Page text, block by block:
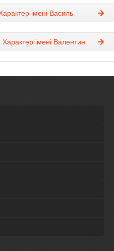
імені Василь
імені Валентин